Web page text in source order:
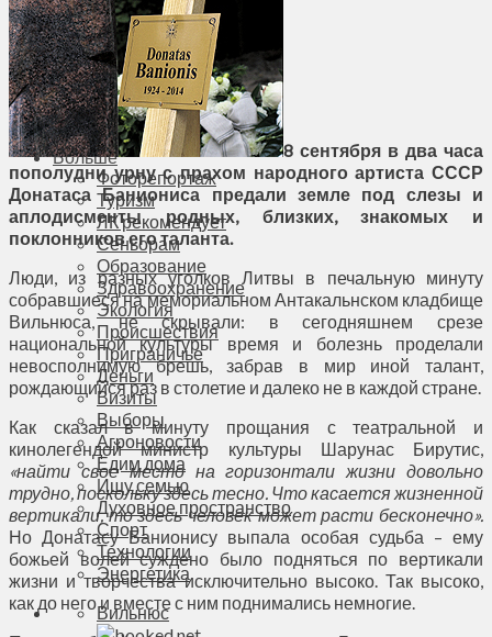
Соседи
Транспорт
Выбор читателей
Калейдоскоп
Армия
Сейм Литвы
Культура
Больше
Фоторепортаж
Туризм
ЛК рекомендует
Сеньорам
Образование
Здравоохранение
Экология
Происшествия
Приграничье
Деньги
Визиты
Выборы
Агроновости
Едим дома
Ищу семью
Духовное пространство
Спорт
Технологии
Энергетика
Вильнюс
8 сентября в два часа
пополудни урну с прахом народного артиста СССР
Донатаса Баниониса предали земле под слезы и
аплодисменты родных, близких, знакомых и
поклонников его таланта.
Люди, из разных уголков Литвы в печальную минуту
собравшиеся на мемориальном Антакальнском кладбище
Вильнюса, не скрывали: в сегодняшнем срезе
национальной культуры время и болезнь проделали
невосполнимую брешь, забрав в мир иной талант,
рождающийся раз в столетие и далеко не в каждой стране.
Как сказал в минуту прощания с театральной и
кинолегендой министр культуры Шарунас Бирутис,
«найти свое место на горизонтали жизни довольно
трудно, поскольку здесь тесно. Что касается жизненной
вертикали, то здесь человек может расти бесконечно».
Но Донатасу Банионису выпала особая судьба – ему
божьей волей суждено было подняться по вертикали
жизни и творчества исключительно высоко. Так высоко,
как до него и вместе с ним поднимались немногие.